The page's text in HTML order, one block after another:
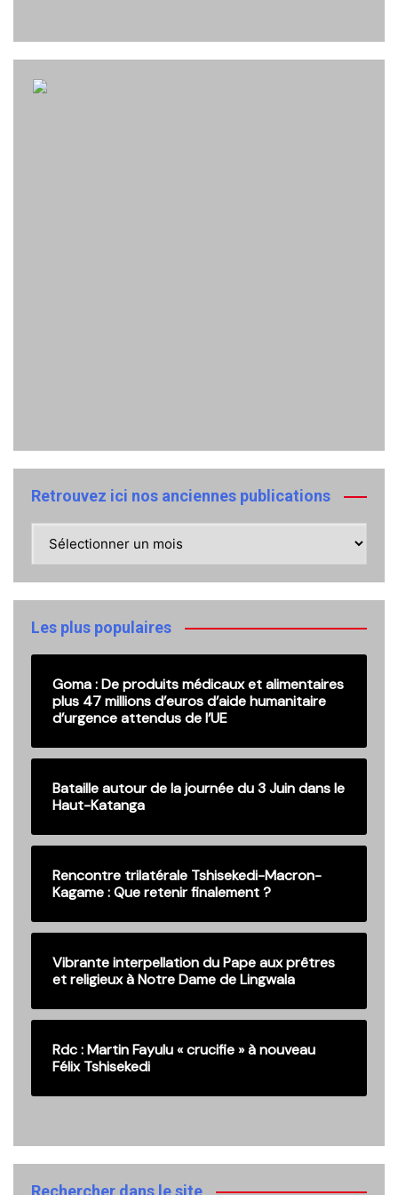
Retrouvez ici nos anciennes publications
anciennes
publications
Les plus populaires
Goma : De produits médicaux et alimentaires
plus 47 millions d’euros d’aide humanitaire
d’urgence attendus de l’UE
Bataille autour de la journée du 3 Juin dans le
Haut-Katanga
Rencontre trilatérale Tshisekedi-Macron-
Kagame : Que retenir finalement ?
Vibrante interpellation du Pape aux prêtres
et religieux à Notre Dame de Lingwala
Rdc : Martin Fayulu « crucifie » à nouveau
Félix Tshisekedi
Rechercher dans le site